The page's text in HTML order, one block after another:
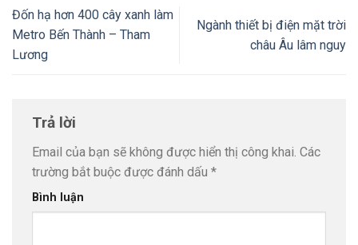
Đốn hạ hơn 400 cây xanh làm
Metro Bến Thành – Tham
Lương
Ngành thiết bị điện mặt trời
châu Âu lâm nguy
Trả lời
Email của bạn sẽ không được hiển thị công khai. Các
trường bắt buộc được đánh dấu *
Bình luận